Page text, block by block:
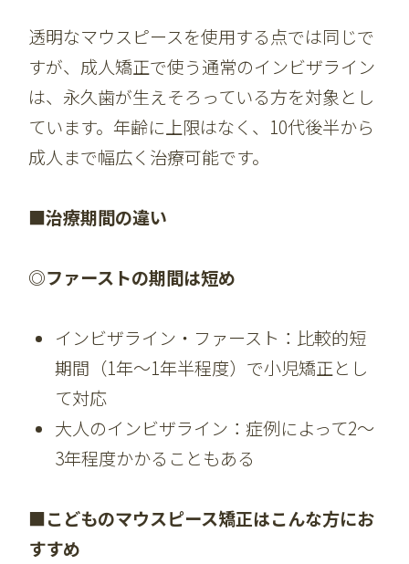
透明なマウスピースを使用する点では同じで
すが、成人矯正で使う通常のインビザライン
は、永久歯が生えそろっている方を対象とし
ています。年齢に上限はなく、10代後半から
成人まで幅広く治療可能です。
■治療期間の違い
◎ファーストの期間は短め
インビザライン・ファースト：比較的短
期間（1年〜1年半程度）で小児矯正とし
て対応
大人のインビザライン：症例によって2〜
3年程度かかることもある
■こどものマウスピース矯正はこんな方にお
すすめ